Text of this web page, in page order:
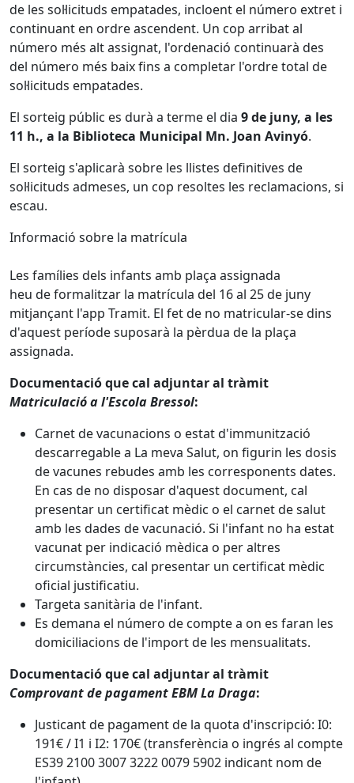
de les sol·licituds empatades, incloent el número extret i
continuant en ordre ascendent. Un cop arribat al
número més alt assignat, l'ordenació continuarà des
del número més baix fins a completar l'ordre total de
sol·licituds empatades.
El sorteig públic es durà a terme el dia 9 de juny, a les
11 h., a la Biblioteca Municipal Mn. Joan Avinyó.
El sorteig s'aplicarà sobre les llistes definitives de
sol·licituds admeses, un cop resoltes les reclamacions, si
escau.
Informació sobre la matrícula
Les famílies dels infants amb plaça assignada
heu de formalitzar la matrícula del 16 al 25 de juny
mitjançant l'app Tramit. El fet de no matricular-se dins
d'aquest període suposarà la pèrdua de la plaça
assignada.
Documentació que cal adjuntar al tràmit
Matriculació a l'Escola Bressol:
Carnet de vacunacions o estat d'immunització
descarregable a La meva Salut, on figurin les dosis
de vacunes rebudes amb les corresponents dates.
En cas de no disposar d'aquest document, cal
presentar un certificat mèdic o el carnet de salut
amb les dades de vacunació. Si l'infant no ha estat
vacunat per indicació mèdica o per altres
circumstàncies, cal presentar un certificat mèdic
oficial justificatiu.
Targeta sanitària de l'infant.
Es demana el número de compte a on es faran les
domiciliacions de l'import de les mensualitats.
Documentació que cal adjuntar al tràmit
Comprovant de pagament EBM La Draga:
Justicant de pagament de la quota d'inscripció: I0:
191€ / I1 i I2: 170€ (transferència o ingrés al compte
ES39 2100 3007 3222 0079 5902 indicant nom de